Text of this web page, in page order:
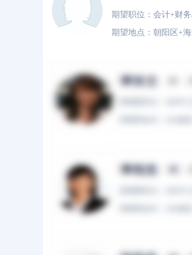
期望职位：会计+财
期望地点：朝阳区+
刘女士
包女士